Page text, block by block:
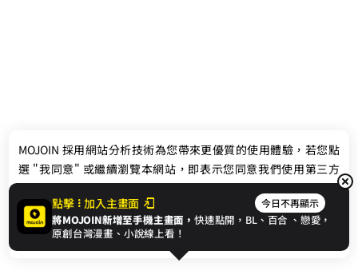
聯絡我們
© 2024 gamania Digital Entertainment Co., Ltd.
點擊 加入主畫面 今日不再顯示
將MOJOIN新增至手機主畫面，快速點開，BL、 百合 、戀愛，
原創台灣漫畫、小說線上看！
MOJOIN 採用網站分析技術為您帶來更優質的使用體驗，若您點
選 "我同意" 或繼續瀏覽本網站，即表示您同意我們使用第三方
Cookie，欲瞭解更多資訊請見隱私權政策。
我同意